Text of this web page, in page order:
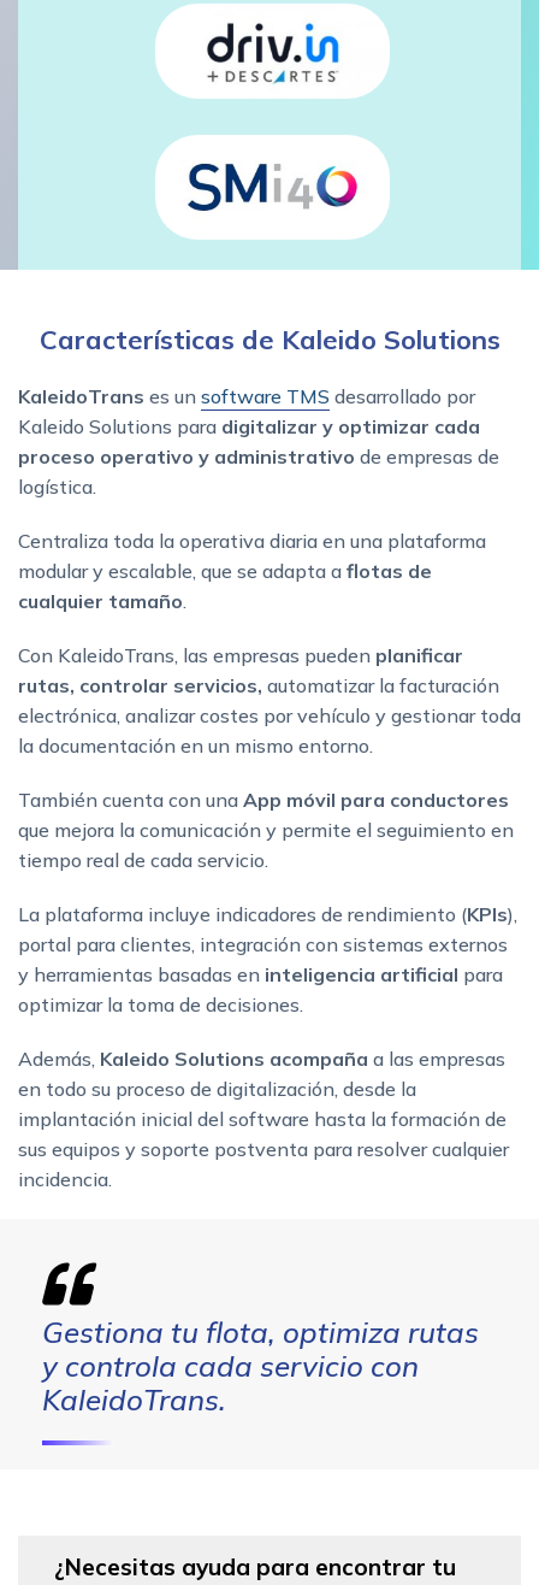
Características de Kaleido Solutions
KaleidoTrans es un software TMS desarrollado por
Kaleido Solutions para digitalizar y optimizar cada
proceso operativo y administrativo de empresas de
logística.
Centraliza toda la operativa diaria en una plataforma
modular y escalable, que se adapta a flotas de
cualquier tamaño
Con KaleidoTrans, las empresas pueden planificar
rutas, controlar servicios, automatizar la facturación
electrónica, analizar costes por vehículo y gestionar toda
la documentación en un mismo entorno.
También cuenta con una App móvil para conductores
que mejora la comunicación y permite el seguimiento en
tiempo real de cada servicio.
La plataforma incluye indicadores de rendimiento (KPIs),
portal para clientes, integración con sistemas externos
y herramientas basadas en inteligencia artificial para
optimizar la toma de decisiones.
Además, Kaleido Solutions acompaña a las empresas
en todo su proceso de digitalización, desde la
implantación inicial del software hasta la formación de
sus equipos y soporte postventa para resolver cualquier
incidencia.
Gestiona tu flota, optimiza rutas
y controla cada servicio con
KaleidoTrans.
¿Necesitas ayuda para encontrar tu